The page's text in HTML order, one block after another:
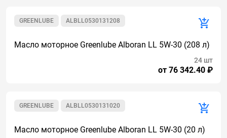
ALBLL0530131208
GREENLUBE
Масло моторное Greenlube Alboran LL 5W-30 (208 л)
от 76 342.40 ₽
24 шт
ALBLL0530131020
GREENLUBE
Масло моторное Greenlube Alboran LL 5W-30 (20 л)